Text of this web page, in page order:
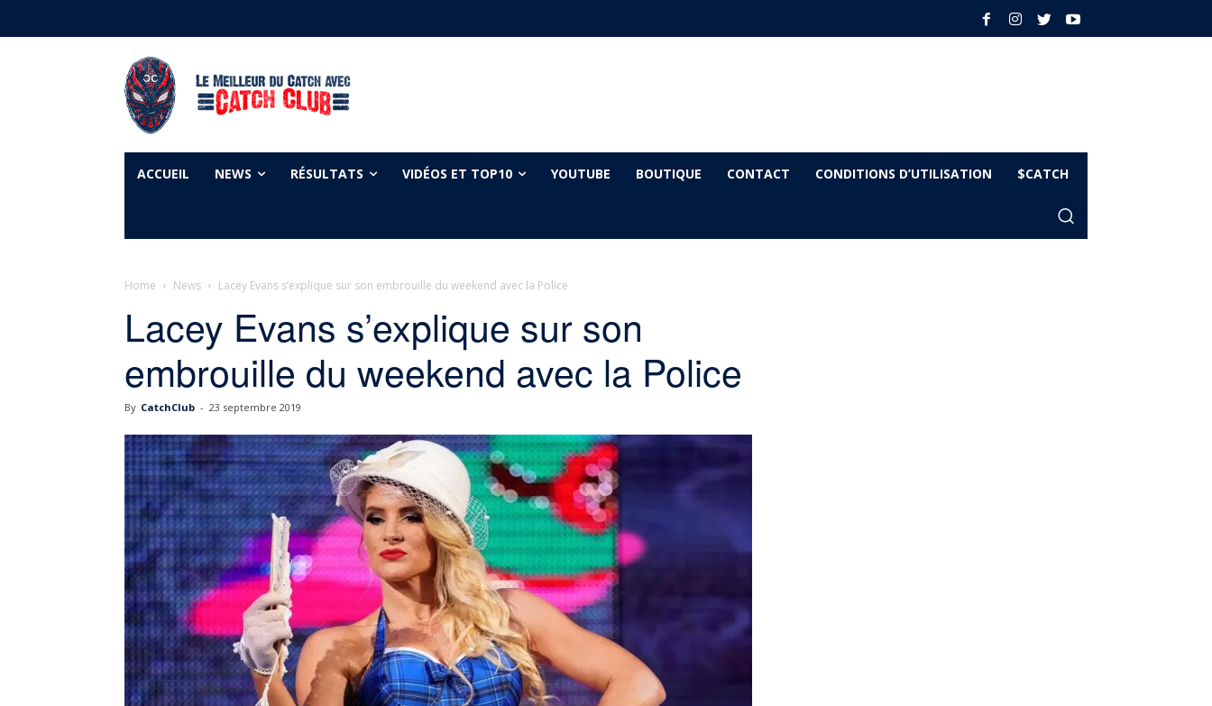
ACCUEIL NEWS RÉSULTATS VIDÉOS ET TOP10 YOUTUBE BOUTIQUE CONTACT CONDITIONS D’UTILISATION $CATCH
Home News Lacey Evans s’explique sur son embrouille du weekend avec la Police
Lacey Evans s’explique sur son
embrouille du weekend avec la Police
By CatchClub - 23 septembre 2019